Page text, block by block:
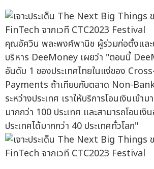
คุณอัศวิน พละพงศ์พานิช ผู้ร่วมก่อตั้งและ
บริหาร DeeMoney เผยว่า "ตอนนี้
อันดับ 1 ของประเทศไทยในแง่ของ
Payments ถ้าเทียบกับตลาด Non-Bank
ระหว่างประเทศ เราให้บริการโอนเงินเข้า
มากกว่า 100 ประเทศ และสามารถโอนเงิ
ประเทศได้มากกว่า 40 ประเทศทั่วโลก"